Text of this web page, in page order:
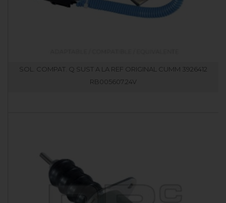
SOL. COMPAT. Q SUST A LA REF ORIGINAL CUMM 3926412
RB005607.24V